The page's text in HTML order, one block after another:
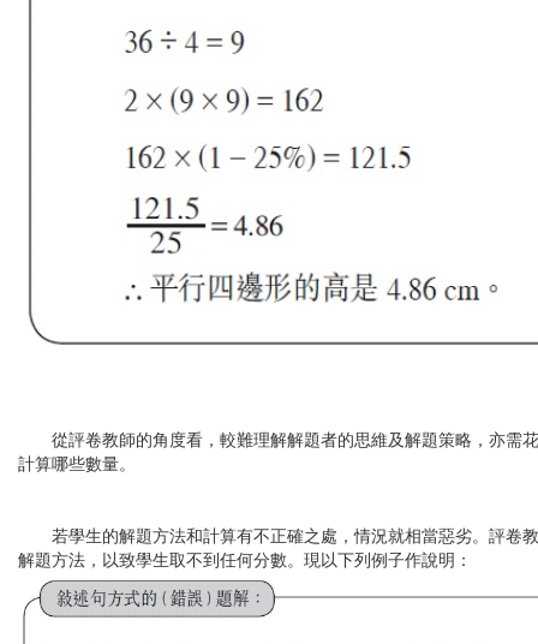
從評卷教師的角度看，較難理解解題者的思維及解題策略，亦需
計算哪些數量。
若學生的解題方法和計算有不正確之處，情況就相當惡劣。評卷
解題方法，以致學生取不到任何分數。現以下列例子作說明：